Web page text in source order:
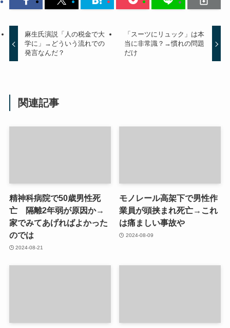
麻生氏演説「人の税金で大
学に」→どういう流れでの
発言なんだ？
「スーツにリュック」は本
当に非常識？→慣れの問題
だけ
関連記事
精神科病院で50歳男性死
亡 隔離2年弱が原因か→
家でみてあげればよかった
のでは
2024-08-21
モノレール高架下で男性作
業員が頭挟まれ死亡→これ
は痛ましい事故や
2024-08-09